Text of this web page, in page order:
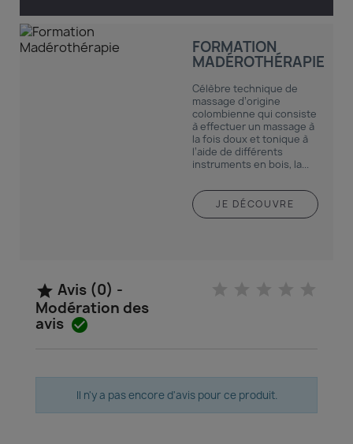
FORMATION
MADÉROTHÉRAPIE
Célèbre technique de
massage d’origine
colombienne qui consiste
à effectuer un massage à
la fois doux et tonique à
l’aide de différents
instruments en bois, la...
JE DÉCOUVRE
 Avis (0) -
Modération des
avis 
Il n'y a pas encore d'avis pour ce produit.